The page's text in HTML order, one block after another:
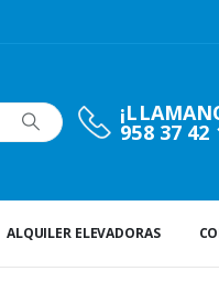
958 37 42
ALQUILER ELEVADORAS